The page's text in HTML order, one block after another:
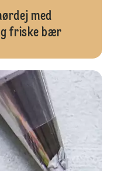
med
friske bær